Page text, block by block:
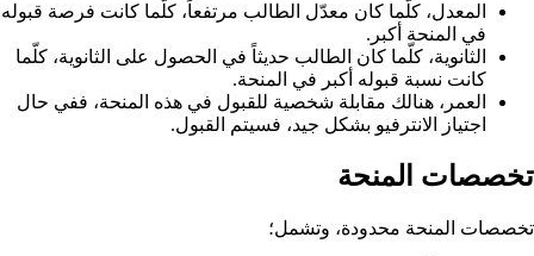
المعدل، كلّما كان معدّل الطالب مرتفعاً، كلّما كانت فرصة قبوله
في المنحة أكبر.
الثانوية، كلّما كان الطالب حديثاً في الحصول على الثانوية، كلّما
كانت نسبة قبوله أكبر في المنحة.
العمر، هنالك مقابلة شخصية للقبول في هذه المنحة، ففي حال
اجتياز الانترفيو بشكل جيد، فسيتم القبول.
تخصصات المنحة
تخصصات المنحة محدودة، وتشمل؛